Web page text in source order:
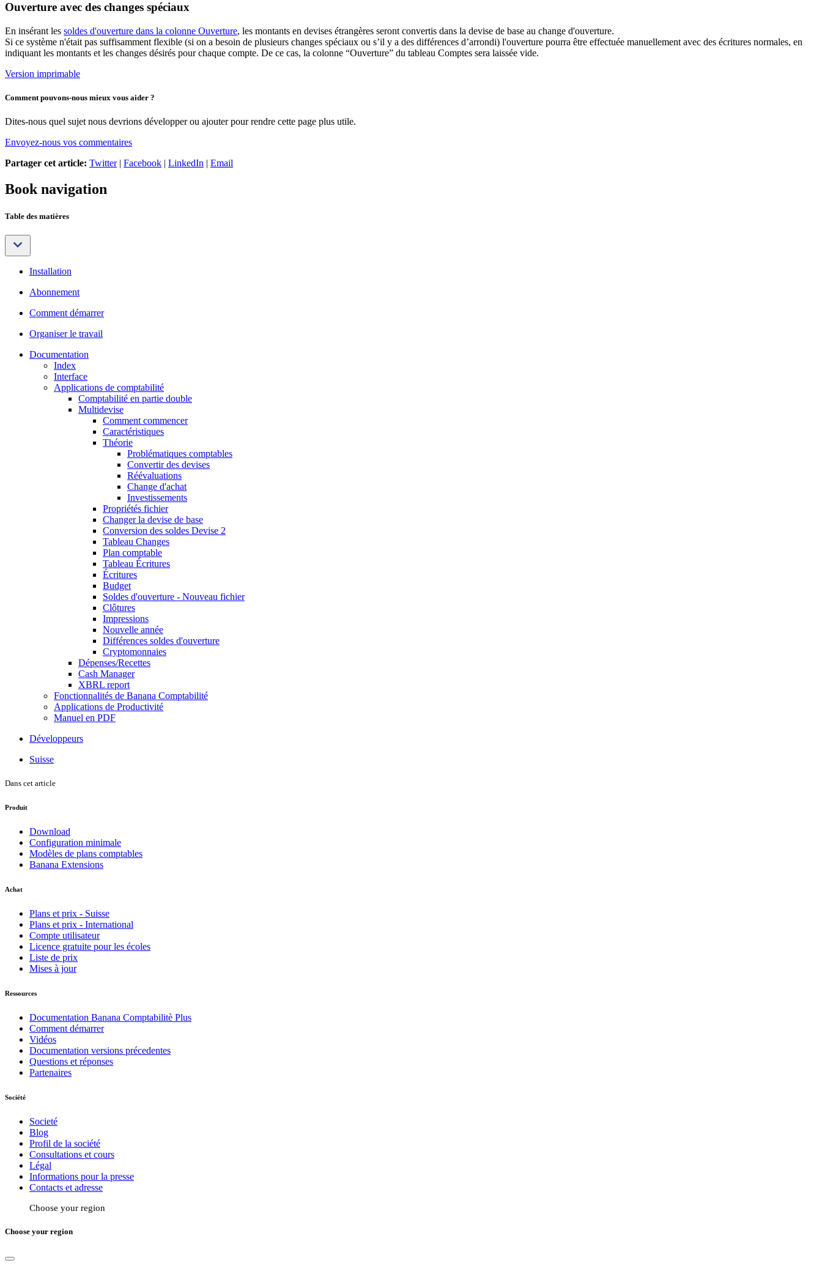
Ouverture avec des changes spéciaux
En insérant les soldes d'ouverture dans la colonne Ouverture, les montants en devises étrangères seront convertis dans la devise de base au change d'ouverture.
Si ce système n'était pas suffisamment flexible (si on a besoin de plusieurs changes spéciaux ou s’il y a des différences d’arrondi) l'ouverture pourra être effectuée manuellement avec des écritures normales, en
indiquant les montants et les changes désirés pour chaque compte. De ce cas, la colonne “Ouverture” du tableau Comptes sera laissée vide.
Version imprimable
Comment pouvons-nous mieux vous aider ?
Dites-nous quel sujet nous devrions développer ou ajouter pour rendre cette page plus utile.
Envoyez-nous vos commentaires
Partager cet article: Twitter| Facebook LinkedIn Email
Book navigation
Table des matières
Installation
Abonnement
Comment démarrer
Organiser le travail
Documentation
Index
Interface
Applications de comptabilité
Comptabilité en partie double
Multidevise
Comment commencer
Caractéristiques
Théorie
Problématiques comptables
Convertir des devises
Réévaluations
Change d'achat
Investissements
Propriétés fichier
Changer la devise de base
Conversion des soldes Devise 2
Tableau Changes
Plan comptable
Tableau Écritures
Écritures
Budget
Soldes d'ouverture - Nouveau fichier
Clôtures
Impressions
Nouvelle année
Différences soldes d'ouverture
Cryptomonnaies
Dépenses/Recettes
Cash Manager
XBRL report
Fonctionnalités de Banana Comptabilité
Applications de Productivité
Manuel en PDF
Développeurs
Suisse
Dans cet article
Produit
Download
Configuration minimale
Modèles de plans comptables
Banana Extensions
Achat
Plans et prix - Suisse
Plans et prix - International
Compte utilisateur
Licence gratuite pour les écoles
Liste de prix
Mises à jour
Ressources
Documentation Banana Comptabilitè Plus
Comment démarrer
Vidéos
Documentation versions précedentes
Questions et réponses
Partenaires
Société
Societé
Blog
Profil de la société
Consultations et cours
Légal
Informations pour la presse
Contacts et adresse
Choose your region
Choose your region